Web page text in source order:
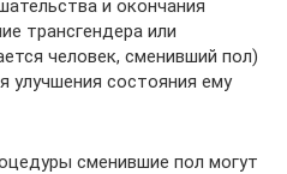
и окончания
трансгендера или
человек, сменивший пол)
улучшения состояния ему
сменившие пол могут